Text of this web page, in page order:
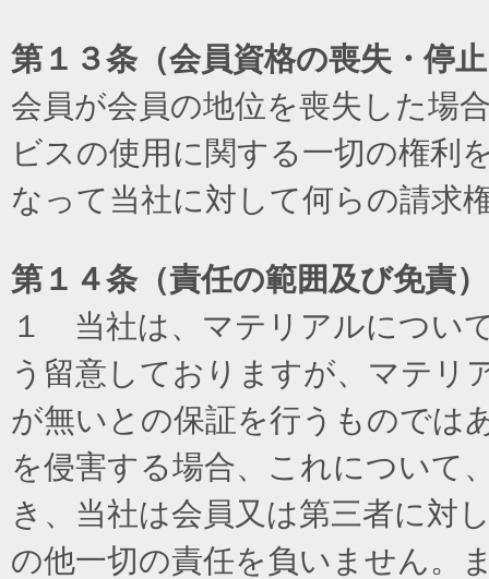
第１３条（会員資格の喪失・停
会員が会員の地位を喪失した場
ビスの使用に関する一切の権利
なって当社に対して何らの請求
第１４条（責任の範囲及び免責）
１ 当社は、マテリアルについ
う留意しておりますが、マテリ
が無いとの保証を行うものでは
を侵害する場合、これについて
き、当社は会員又は第三者に対
の他一切の責任を負いません。